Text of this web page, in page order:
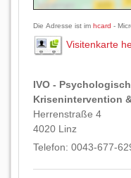
Die Adresse ist im hcard -
Visitenkarte
IVO -
Krisenintervention
Herrenstraße 4
4020 Linz
Telefon: 0043-677-